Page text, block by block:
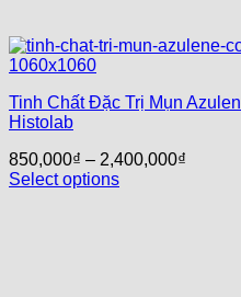
Tinh Chất Đặc Trị Mụn
Histolab
850,000₫ – 2,400,000₫
Select options